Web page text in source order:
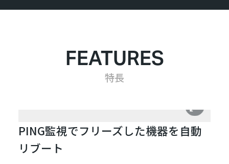
FEATURES
特長
PING監視でフリーズした機器を自動
リブート